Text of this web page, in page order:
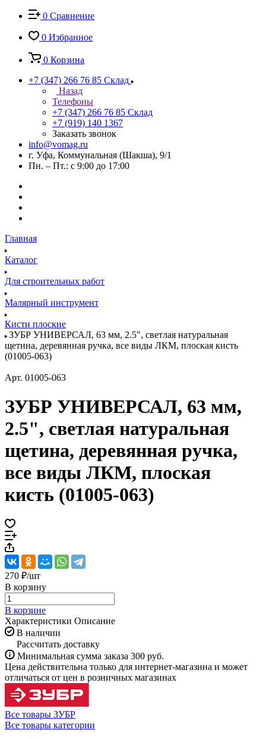
0 Сравнение
0 Избранное
0 Корзина
+7 (347) 266 76 85 Склад
Назад
Телефоны
+7 (347) 266 76 85 Склад
+7 (919) 140 1367
Заказать звонок
info@vomag.ru
г. Уфа, Коммунальная (Шакша), 9/1
Пн. – Пт.: с 9:00 до 17:00
Главная
Каталог
Для строительных работ
Малярный инструмент
Кисти плоские
ЗУБР УНИВЕРСАЛ, 63 мм, 2.5", светлая натуральная
щетина, деревянная ручка, все виды ЛКМ, плоская кисть
(01005-063)
Арт. 01005-063
ЗУБР УНИВЕРСАЛ, 63 мм,
2.5", светлая натуральная
щетина, деревянная ручка,
все виды ЛКМ, плоская
кисть (01005-063)
270 ₽/шт
В корзину
В корзине
Характеристики Описание
В наличии
Рассчитать доставку
Минимальная сумма заказа 300 руб.
Цена действительна только для интернет-магазина и может
отличаться от цен в розничных магазинах
Все товары ЗУБР
Все товары категории